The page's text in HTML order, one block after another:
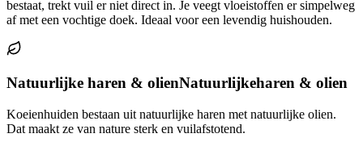
bestaat, trekt vuil er niet direct in. Je veegt vloeistoffen er simpelweg
af met een vochtige doek. Ideaal voor een levendig huishouden.
Natuurlijke haren & olienNatuurlijkeharen & olien
Koeienhuiden bestaan uit natuurlijke haren met natuurlijke olien.
Dat maakt ze van nature sterk en vuilafstotend.